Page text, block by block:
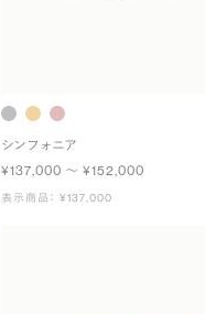
シンフォニア
¥137,000 〜 ¥152,000
表示商品： ¥137,000